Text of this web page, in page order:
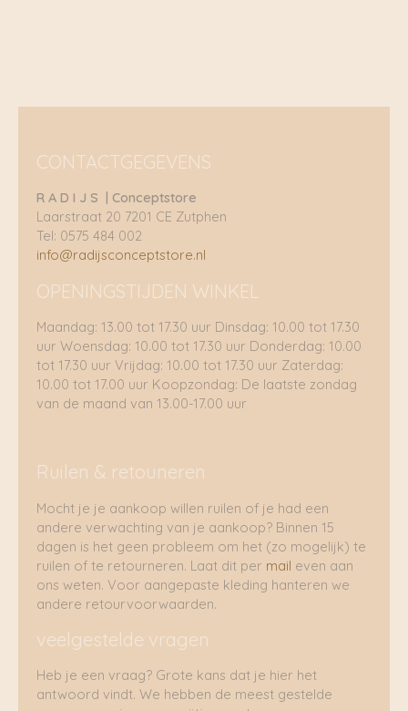
CONTACTGEGEVENS
R A D I J S | Conceptstore
Laarstraat 20 7201 CE Zutphen
Tel: 0575 484 002
info@radijsconceptstore.nl
OPENINGSTIJDEN WINKEL
Maandag: 13.00 tot 17.30 uur Dinsdag: 10.00 tot 17.30
uur Woensdag: 10.00 tot 17.30 uur Donderdag: 10.00
tot 17.30 uur Vrijdag: 10.00 tot 17.30 uur Zaterdag:
10.00 tot 17.00 uur Koopzondag: De laatste zondag
van de maand van 13.00-17.00 uur
Ruilen & retouneren
Mocht je je aankoop willen ruilen of je had een
andere verwachting van je aankoop? Binnen 15
dagen is het geen probleem om het (zo mogelijk) te
ruilen of te retourneren. Laat dit per mail even aan
ons weten. Voor aangepaste kleding hanteren we
andere retourvoorwaarden.
veelgestelde vragen
Heb je een vraag? Grote kans dat je hier het
antwoord vindt. We hebben de meest gestelde